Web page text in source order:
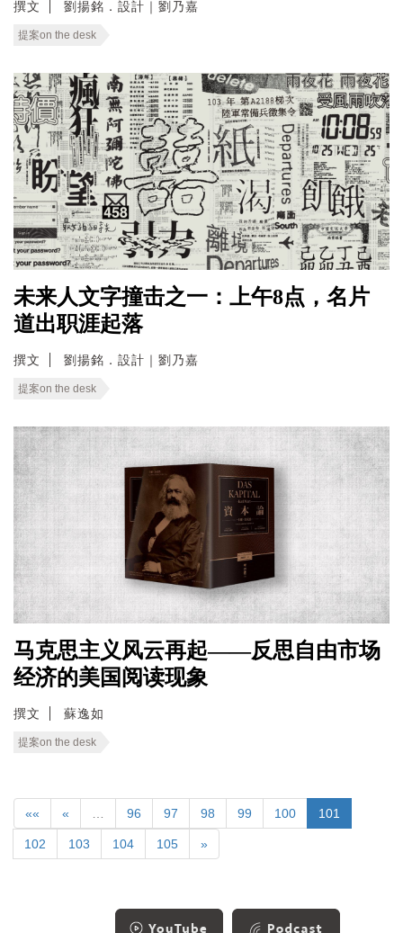
撰文 劉揚銘．設計｜劉乃嘉
提案on the desk
未来人文字撞击之一：上午8点，名片
道出职涯起落
撰文 劉揚銘．設計｜劉乃嘉
提案on the desk
马克思主义风云再起——反思自由市场
经济的美国阅读现象
撰文 蘇逸如
提案on the desk
«« « 96 97 98 99 100 101
102 103 104 105 »